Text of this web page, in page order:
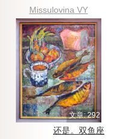
Missulovina VY
文章: 292
还是。双鱼座